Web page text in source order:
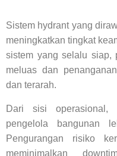
Sistem hydrant yang
meningkatkan tingkat
sistem yang selalu siap,
meluas dan
dan terarah.
Dari sisi operasional,
pengelola bangunan
Pengurangan risiko
meminimalkan